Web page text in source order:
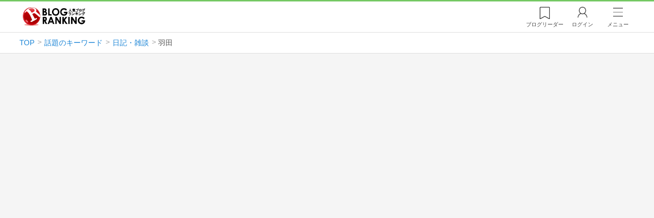
ブログリーダー ログイン メニュー
TOP 話題のキーワード 日記・雑談 羽田